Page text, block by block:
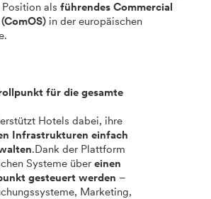
Position alsführendes Commercial
in der europäischen
für die gesamte
Hotels dabei, ihre
Infrastrukturen einfach
.Dank der Plattform
Systeme übereinen
gesteuert werden –
Marketing,